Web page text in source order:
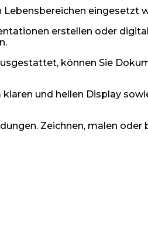
Lebensbereichen eingesetzt
erstellen oder
können Sie
und hellen Display
Zeichnen, malen